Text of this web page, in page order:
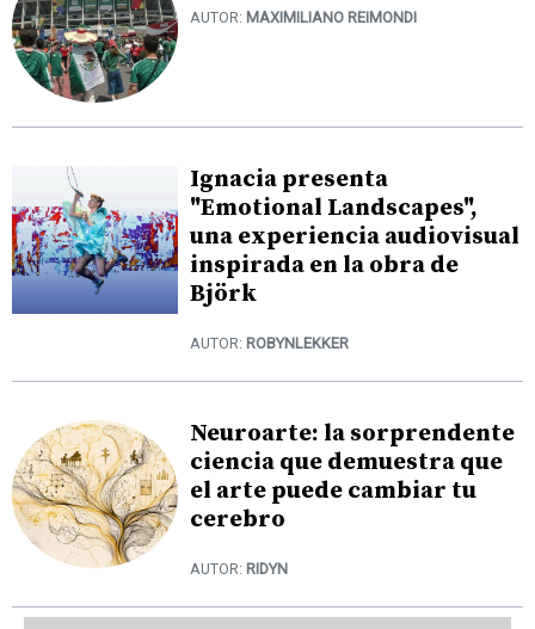
AUTOR:MAXIMILIANO REIMONDI
Ignacia presenta
"Emotional Landscapes",
una experiencia audiovisual
inspirada en la obra de
Björk
AUTOR:ROBYNLEKKER
Neuroarte: la sorprendente
ciencia que demuestra que
el arte puede cambiar tu
cerebro
AUTOR:RIDYN